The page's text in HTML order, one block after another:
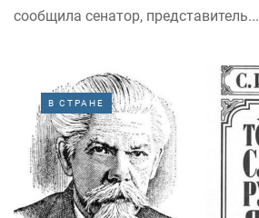
сообщила сенатор, представитель...
В СТРАНЕ